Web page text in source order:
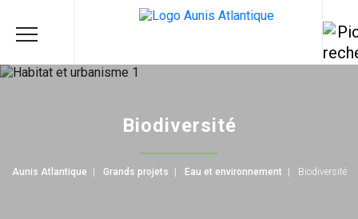
Biodiversité
Aunis Atlantique Grands projets Eau et environnement Biodiversité